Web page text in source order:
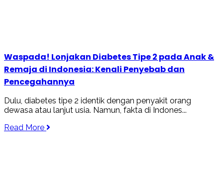
Waspada! Lonjakan Diabetes Tipe 2 pada Anak &
Remaja di Indonesia: Kenali Penyebab dan
Pencegahannya
Dulu, diabetes tipe 2 identik dengan penyakit orang
dewasa atau lanjut usia. Namun, fakta di Indones...
Read More